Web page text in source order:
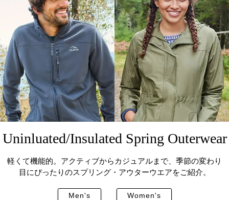
Uninluated/Insulated Spring Outerwear
軽くて機能的。アクティブからカジュアルまで、 季節の変わり
目にぴったりのスプリング・アウターウエアをご紹介。
Men's Women's